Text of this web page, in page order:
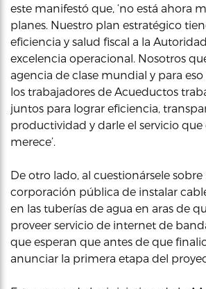
este manifestó que, ‘no está ahora
planes. Nuestro plan estratégico
eficiencia y salud fiscal a la
excelencia operacional. Nosotros
agencia de clase mundial y para
los trabajadores de Acueductos
juntos para lograr eficiencia,
productividad y darle el servicio que
merece’.
De otro lado, al cuestionársele
corporación pública de instalar
en las tuberías de agua en aras de
proveer servicio de internet de
que esperan que antes de que
anunciar la primera etapa del